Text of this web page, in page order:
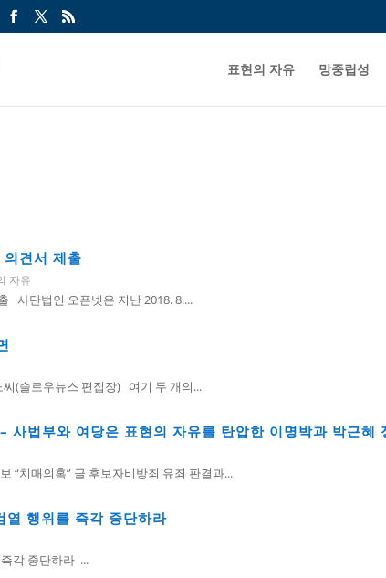
표현의 자유 망중립성
견서 제출
자유
사단법인 오픈넷은 지난 2018. 8....
(슬로우뉴스 편집장) 여기 두 개의...
사법부와 여당은 표현의 자유를 탄압한 이명박과 박근혜
“치매의혹” 글 후보자비방죄 유죄 판결과...
열 행위를 즉각 중단하라
각 중단하라 ...